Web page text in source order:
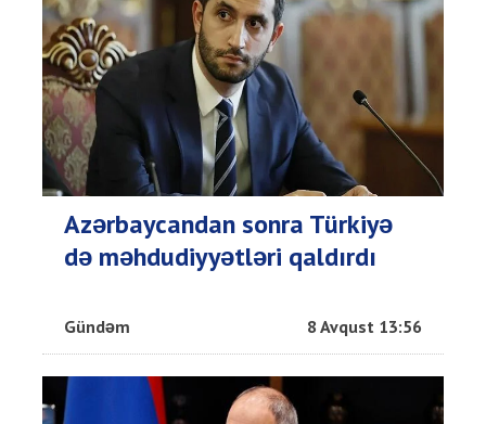
Azərbaycandan sonra Türkiyə
də məhdudiyyətləri qaldırdı
Gündəm 8 Avqust 13:56